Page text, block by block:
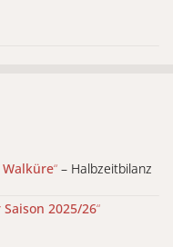
Walküre“ – Halbzeitbilanz
2025/26“